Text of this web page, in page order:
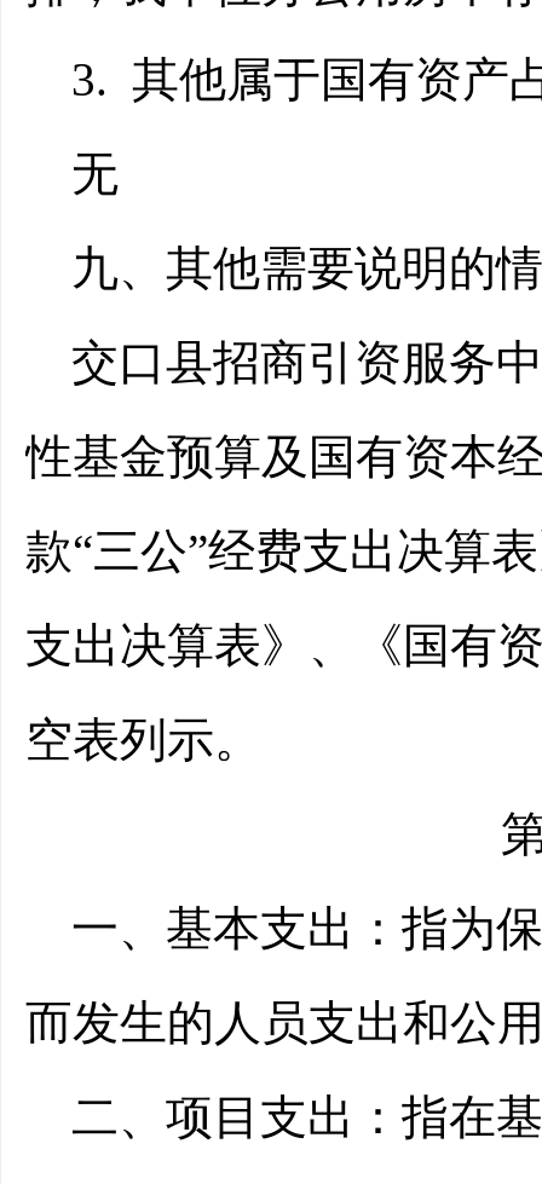
3. 其他属于国有资产
无
九、其他需要说明的
交口县招商引资服务
性基金预算及国有资本
款“三公”经费支出决算
支出决算表》、《国有
空表列示。
一、基本支出： 指为
而发生的人员支出和公
二、项目支出： 指在